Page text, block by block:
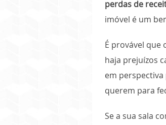
perdas de
imóvel é um
É provável que
haja prejuízos
em perspectiva
querem para
Se a sua sala